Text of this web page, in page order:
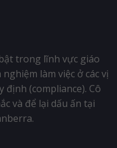
trong lĩnh vực giáo
làm việc ở các vị
định (compliance). Cô
và để lại dấu ấn tại